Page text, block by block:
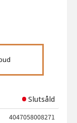
Slutsåld
4047058008271